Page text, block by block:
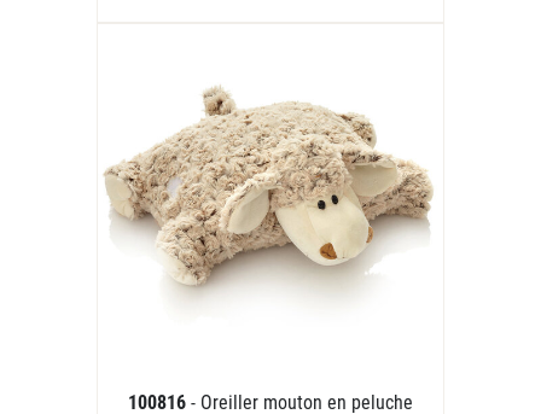
100816 - Oreiller mouton en peluche